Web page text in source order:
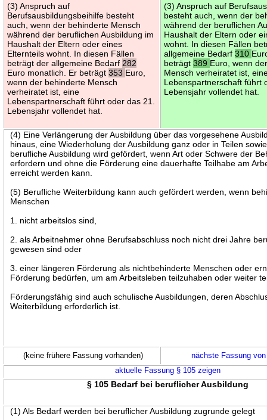
(3) Anspruch auf
Berufsausbildungsbeihilfe besteht
auch, wenn der behinderte Mensch
während der beruflichen Ausbildung im
Haushalt der Eltern oder eines
Elternteils wohnt. In diesen Fällen
beträgt der allgemeine Bedarf 282
Euro monatlich. Er beträgt353 Euro,
wenn der behinderte Mensch
verheiratet ist, eine
Lebenspartnerschaft führt oder das 21.
Lebensjahr vollendet hat.
(3) Anspruch auf
besteht auch, wenn der
während der beruflichen
Haushalt der Eltern oder
wohnt. In diesen Fällen
allgemeine Bedarf310
beträgt389 Euro, wenn
Mensch verheiratet ist,
Lebenspartnerschaft führt
Lebensjahr vollendet hat.
(4) Eine Verlängerung der Ausbildung über das vorgesehene
hinaus, eine Wiederholung der Ausbildung ganz oder in Teilen
berufliche Ausbildung wird gefördert, wenn Art oder Schwere der
erfordern und ohne die Förderung eine dauerhafte Teilhabe am
erreicht werden kann.
(5) Berufliche Weiterbildung kann auch gefördert werden, wenn
Menschen
1. nicht arbeitslos sind,
2. als Arbeitnehmer ohne Berufsabschluss noch nicht drei Jahre
gewesen sind oder
3. einer längeren Förderung als nichtbehinderte Menschen oder
Förderung bedürfen, um am Arbeitsleben teilzuhaben oder weiter
Förderungsfähig sind auch schulische Ausbildungen, deren
Weiterbildung erforderlich ist.
(keine frühere Fassung vorhanden)
nächste Fassung
aktuelle Fassung § 105 zeigen
§ 105 Bedarf bei beruflicher Ausbildung
(1) Als Bedarf werden bei beruflicher Ausbildung zugrunde gelegt